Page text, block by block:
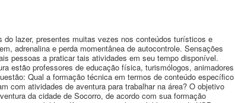
lazer, presentes muitas vezes nos conteúdos turísticos e
adrenalina e perda momentânea de autocontrole. Sensações
pessoas a praticar tais atividades em seu tempo disponível.
estão professores de educação física, turismólogos, animadores
Qual a formação técnica em termos de conteúdo específico
com atividades de aventura para trabalhar na área? O objetivo
da cidade de Socorro, de acordo com sua formação